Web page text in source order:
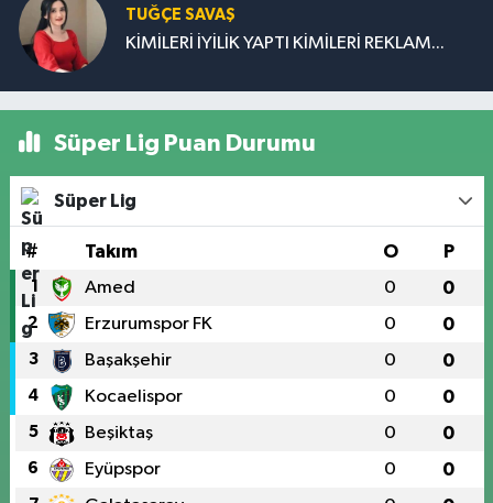
TUĞÇE SAVAŞ
KİMİLERİ İYİLİK YAPTI KİMİLERİ REKLAM...
Süper Lig Puan Durumu
Süper Lig
# Takım O P
1 Amed 0 0
2 Erzurumspor FK 0 0
3 Başakşehir 0 0
4 Kocaelispor 0 0
5 Beşiktaş 0 0
6 Eyüpspor 0 0